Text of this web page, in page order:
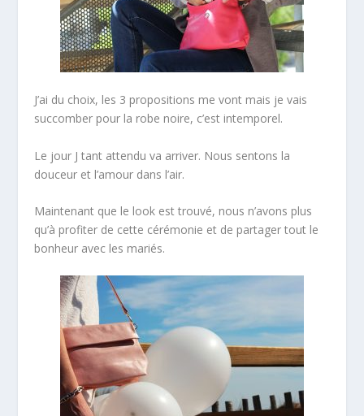
J’ai du choix, les 3 propositions me vont mais je vais
succomber pour la robe noire, c’est intemporel.
Le jour J tant attendu va arriver. Nous sentons la
douceur et l’amour dans l’air.
Maintenant que le look est trouvé, nous n’avons plus
qu’à profiter de cette cérémonie et de partager tout le
bonheur avec les mariés.